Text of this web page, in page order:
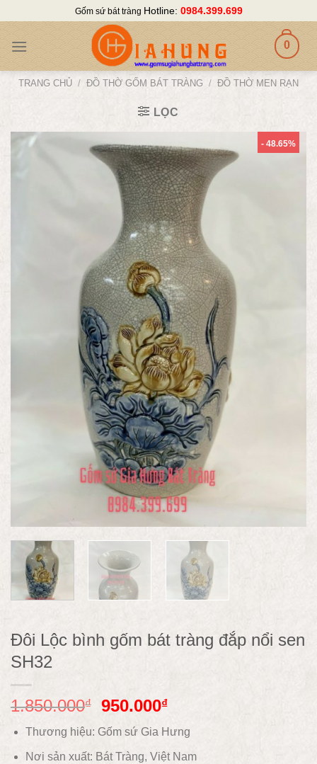
content
Gốm sứ bát tràng Hotline: 0984.399.699
0
TRANG CHỦ / ĐỒ THỜ GỐM BÁT TRÀNG / ĐỒ THỜ MEN RẠN
LỌC
- 48.65%
Đôi Lộc bình gốm bát tràng đắp nổi sen
SH32
1.850.000₫ 950.000₫
Thương hiệu: Gốm sứ Gia Hưng
Nơi sản xuất: Bát Tràng, Việt Nam